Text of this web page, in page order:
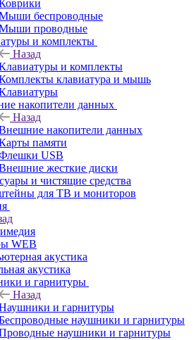
беспроводные
проводные
и комплекты
Назад
и комплекты
клавиатура и мышь
накопители данных
Назад
накопители данных
памяти
USB
жесткие диски
и чистящие средства
для ТВ и мониторов
WEB
акустика
акустика
и гарнитуры
Назад
и гарнитуры
наушники и гарнитуры
наушники и гарнитуры